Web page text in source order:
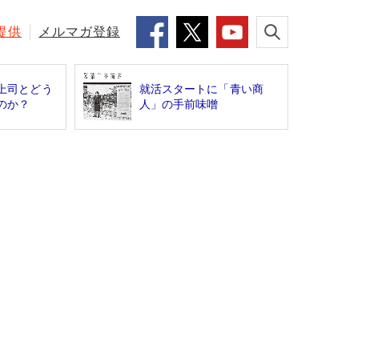
供 メルマガ登録
司とどう
か？
就活スタートに「青い商
人」の手前味噌